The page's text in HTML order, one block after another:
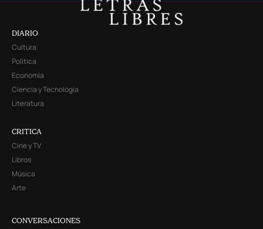
DIARIO
Cultura
Política
Economía
Ciencia y Tecnología
Literatura
CRITICA
Cine y TV
Libros
Música
Arte
CONVERSACIONES